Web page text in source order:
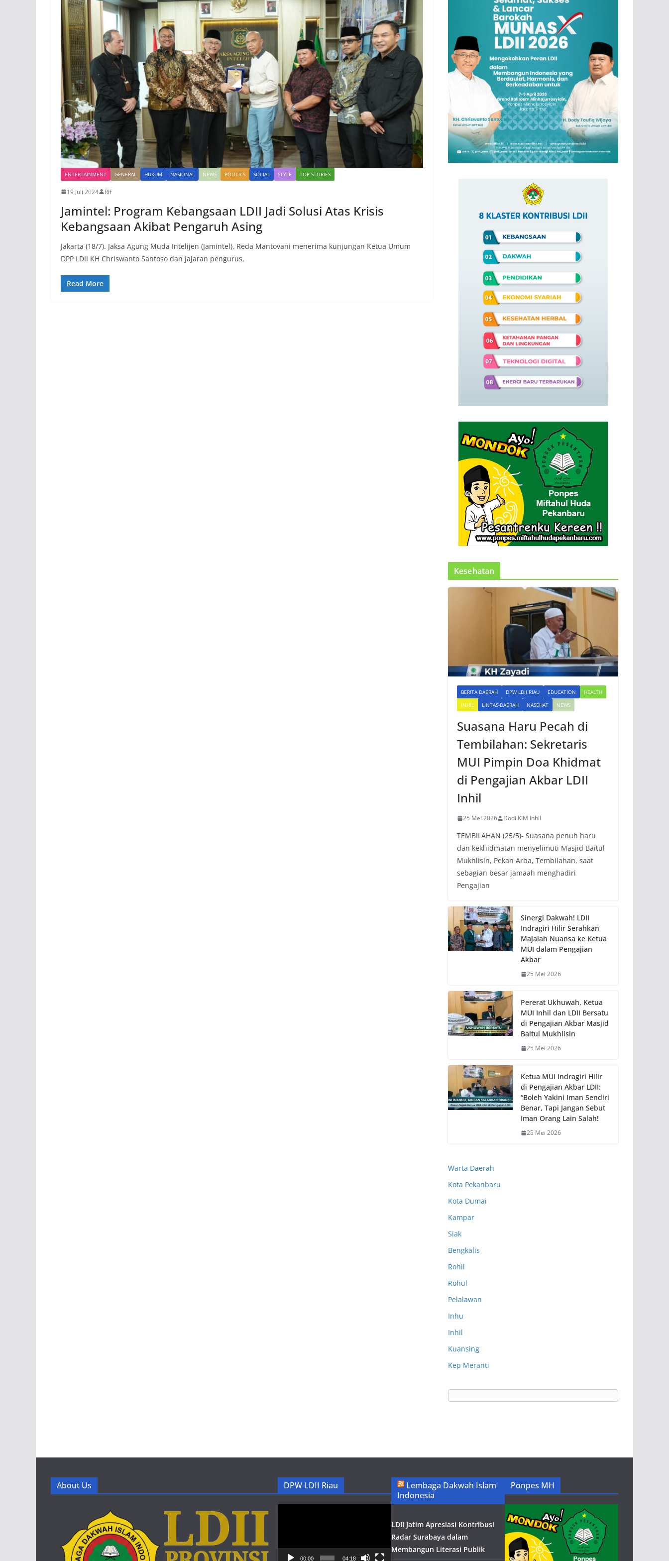
ENTERTAINMENT GENERAL HUKUM NASIONAL NEWS POLITICS SOCIAL STYLE TOP STORIES
19 Juli 2024 Rif
Jamintel: Program Kebangsaan LDII Jadi Solusi Atas Krisis
Kebangsaan Akibat Pengaruh Asing
Jakarta (18/7). Jaksa Agung Muda Intelijen (Jamintel), Reda Mantovani menerima kunjungan Ketua Umum
DPP LDII KH Chriswanto Santoso dan jajaran pengurus,
Read More
Kesehatan
BERITA DAERAH DPW LDII RIAU EDUCATION
HEALTH
INHIL
LINTAS-DAERAH NASEHAT NEWS
Suasana Haru Pecah di
Tembilahan: Sekretaris
MUI Pimpin Doa Khidmat
di Pengajian Akbar LDII
Inhil
25 Mei 2026 Dodi KIM Inhil
TEMBILAHAN (25/5)- Suasana penuh haru
dan kekhidmatan menyelimuti Masjid Baitul
Mukhlisin, Pekan Arba, Tembilahan, saat
sebagian besar jamaah menghadiri
Pengajian
Sinergi Dakwah! LDII
Indragiri Hilir Serahkan
Majalah Nuansa ke Ketua
MUI dalam Pengajian
Akbar
25 Mei 2026
Pererat Ukhuwah, Ketua
MUI Inhil dan LDII Bersatu
di Pengajian Akbar Masjid
Baitul Mukhlisin
25 Mei 2026
Ketua MUI Indragiri Hilir
di Pengajian Akbar LDII:
“Boleh Yakini Iman Sendiri
Benar, Tapi Jangan Sebut
Iman Orang Lain Salah!
25 Mei 2026
Warta Daerah
Kota Pekanbaru
Kota Dumai
Kampar
Siak
Bengkalis
Rohil
Rohul
Pelalawan
Inhu
Inhil
Kuansing
Kep Meranti
About Us DPW LDII Riau
00:00 04:18
Lembaga Dakwah Islam
Indonesia
LDII Jatim Apresiasi Kontribusi
Radar Surabaya dalam
Membangun Literasi Publik
Ponpes MH